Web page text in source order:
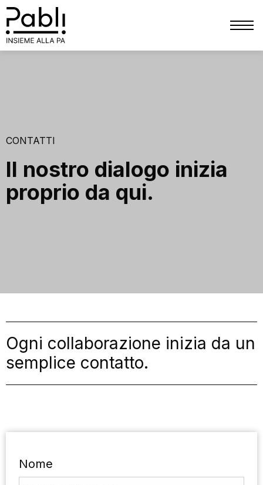
PERSONALE
PRIVACY
MATERIALI GRATUITI
CONTATTI
Il nostro dialogo inizia
proprio da qui.
Ogni collaborazione inizia da un
semplice contatto.
Nome